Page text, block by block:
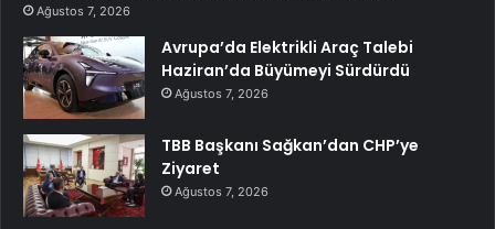
Ağustos 7, 2026
Avrupa’da Elektrikli Araç Talebi
Haziran’da Büyümeyi Sürdürdü
Ağustos 7, 2026
TBB Başkanı Sağkan’dan CHP’ye
Ziyaret
Ağustos 7, 2026